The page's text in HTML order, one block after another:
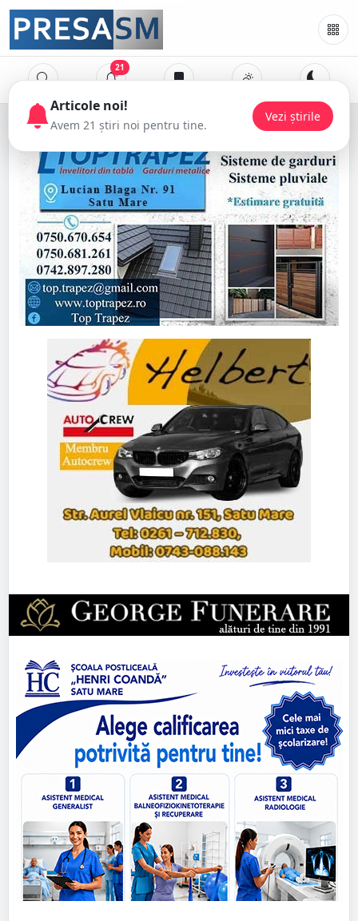
21
Articole noi!
Avem 21 știri noi pentru tine.
Vezi știrile